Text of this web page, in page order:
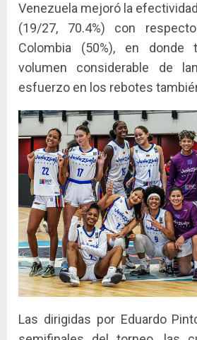
Venezuela mejoró la
(19/27, 70.4%) con
Colombia (50%), en donde
volumen considerable de
esfuerzo en los rebotes
Las dirigidas por Eduardo